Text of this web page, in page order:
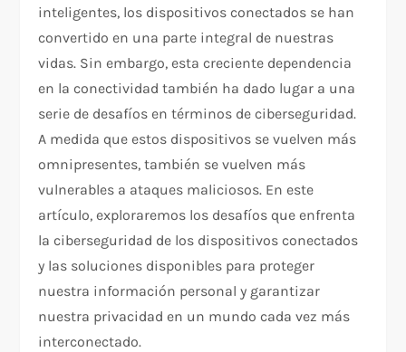
inteligentes, los dispositivos conectados se han
convertido en una parte integral de nuestras
vidas. Sin embargo, esta creciente dependencia
en la conectividad también ha dado lugar a una
serie de desafíos en términos de ciberseguridad.
A medida que estos dispositivos se vuelven más
omnipresentes, también se vuelven más
vulnerables a ataques maliciosos. En este
artículo, exploraremos los desafíos que enfrenta
la ciberseguridad de los dispositivos conectados
y las soluciones disponibles para proteger
nuestra información personal y garantizar
nuestra privacidad en un mundo cada vez más
interconectado.